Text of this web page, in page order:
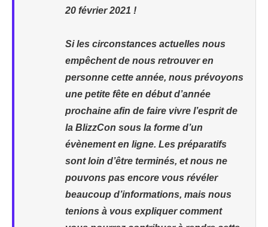
20 février 2021 !
Si les circonstances actuelles nous
empêchent de nous retrouver en
personne cette année, nous prévoyons
une petite fête en début d’année
prochaine afin de faire vivre l’esprit de
la BlizzCon sous la forme d’un
évènement en ligne. Les préparatifs
sont loin d’être terminés, et nous ne
pouvons pas encore vous révéler
beaucoup d’informations, mais nous
tenions à vous expliquer comment